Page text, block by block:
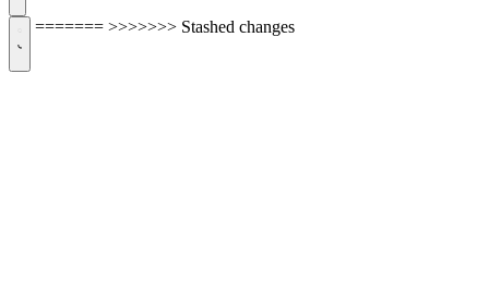
======= >>>>>>> Stashed changes